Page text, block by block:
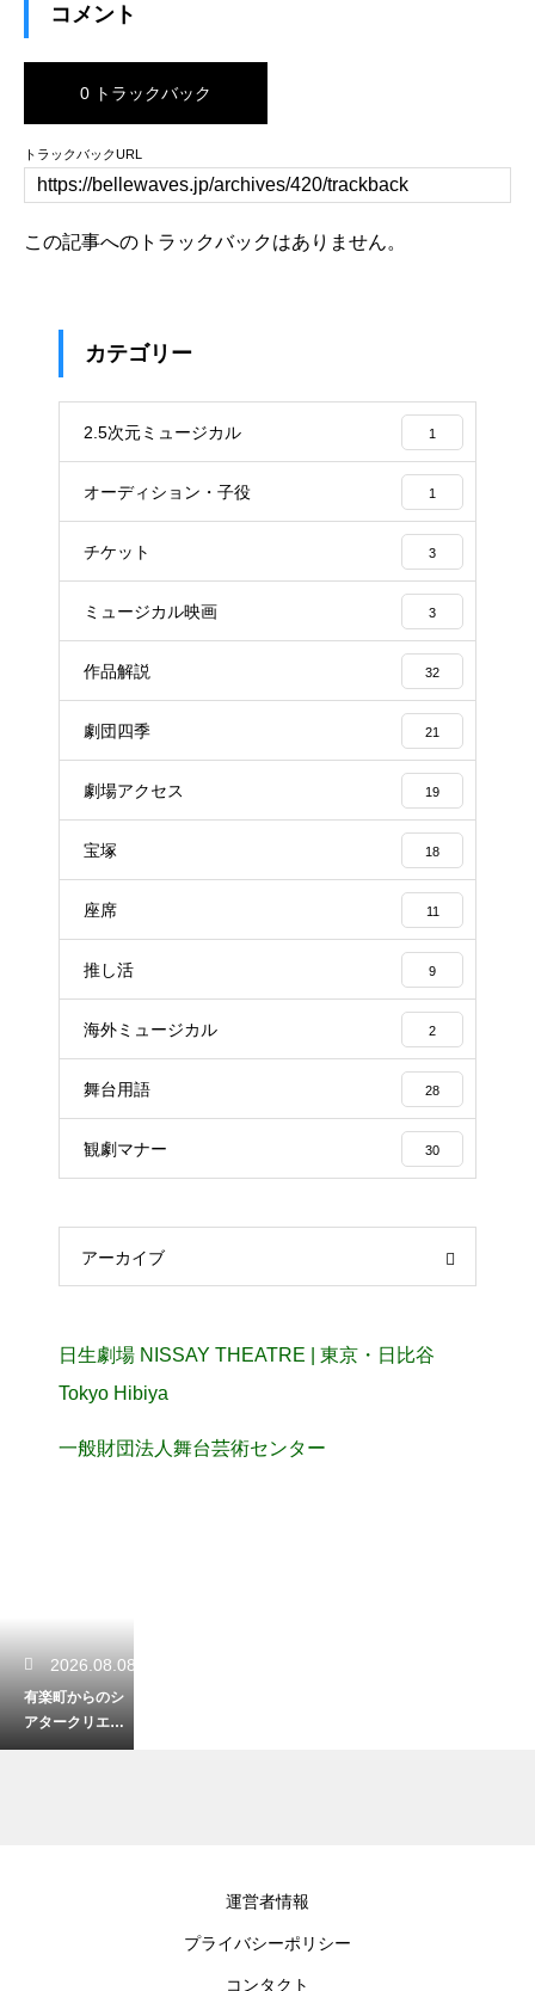
コメント
0 トラックバック
トラックバックURL
この記事へのトラックバックはありません。
カテゴリー
2.5次元ミュージカル 1
オーディション・子役 1
チケット 3
ミュージカル映画 3
作品解説 32
劇団四季 21
劇場アクセス 19
宝塚 18
座席 11
推し活 9
海外ミュージカル 2
舞台用語 28
観劇マナー 30
アーカイブ
日生劇場 NISSAY THEATRE | 東京・日比谷
Tokyo Hibiya
一般財団法人舞台芸術センター
2026.08.08
有楽町からのシ
アタークリエへ
のアクセス！迷
運営者情報
プライバシーポリシー
コンタクト